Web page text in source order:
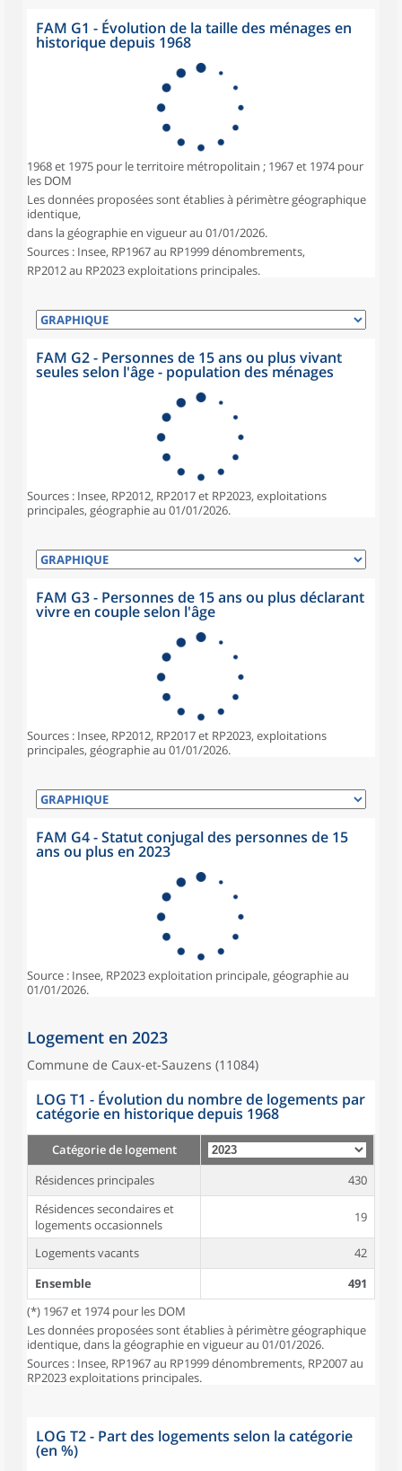
FAM G1 - Évolution de la taille des ménages en
historique depuis 1968
1968 et 1975 pour le territoire métropolitain ; 1967 et 1974 pour
les DOM
Les données proposées sont établies à périmètre géographique
identique,
dans la géographie en vigueur au 01/01/2026.
Sources : Insee, RP1967 au RP1999 dénombrements,
RP2012 au RP2023 exploitations principales.
FAM G2 - Personnes de 15 ans ou plus vivant
seules selon l'âge - population des ménages
Sources : Insee, RP2012, RP2017 et RP2023, exploitations
principales, géographie au 01/01/2026.
FAM G3 - Personnes de 15 ans ou plus déclarant
vivre en couple selon l'âge
Sources : Insee, RP2012, RP2017 et RP2023, exploitations
principales, géographie au 01/01/2026.
FAM G4 - Statut conjugal des personnes de 15
ans ou plus en 2023
Source : Insee, RP2023 exploitation principale, géographie au
01/01/2026.
Logement en 2023
Commune de Caux-et-Sauzens (11084)
LOG T1 - Évolution du nombre de logements par
catégorie en historique depuis 1968
Catégorie de logement
Résidences principales
430
Résidences secondaires et
logements occasionnels
19
Logements vacants
42
Ensemble
491
(*) 1967 et 1974 pour les DOM
Les données proposées sont établies à périmètre géographique
identique, dans la géographie en vigueur au 01/01/2026.
Sources : Insee, RP1967 au RP1999 dénombrements, RP2007 au
RP2023 exploitations principales.
LOG T2 - Part des logements selon la catégorie
(en %)